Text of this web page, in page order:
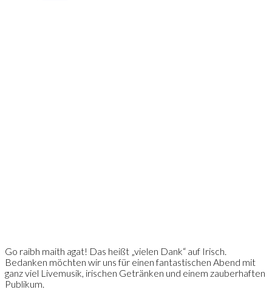
Go raibh maith agat! Das heißt „vielen Dank“ auf Irisch.
Bedanken möchten wir uns für einen fantastischen Abend mit
ganz viel Livemusik, irischen Getränken und einem zauberhaften
Publikum.